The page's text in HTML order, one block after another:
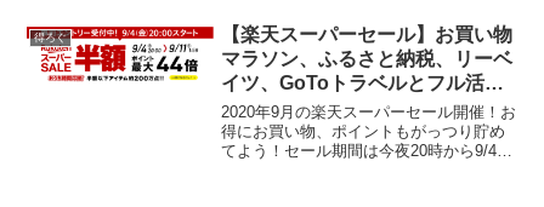
得ろぐ
【楽天スーパーセール】お買い物
マラソン、ふるさと納税、リーベ
イツ、GoToトラベルとフル活用
したいところ
2020年9月の楽天スーパーセール開催！お
得にお買い物、ポイントもがっつり貯め
てよう！セール期間は今夜20時から9/4